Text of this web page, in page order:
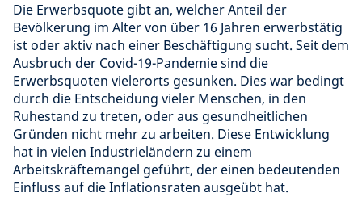
Die Erwerbsquote gibt an, welcher Anteil der
Bevölkerung im Alter von über 16 Jahren erwerbstätig
ist oder aktiv nach einer Beschäftigung sucht. Seit dem
Ausbruch der Covid-19-Pandemie sind die
Erwerbsquoten vielerorts gesunken. Dies war bedingt
durch die Entscheidung vieler Menschen, in den
Ruhestand zu treten, oder aus gesundheitlichen
Gründen nicht mehr zu arbeiten. Diese Entwicklung
hat in vielen Industrieländern zu einem
Arbeitskräftemangel geführt, der einen bedeutenden
Einfluss auf die Inflationsraten ausgeübt hat.